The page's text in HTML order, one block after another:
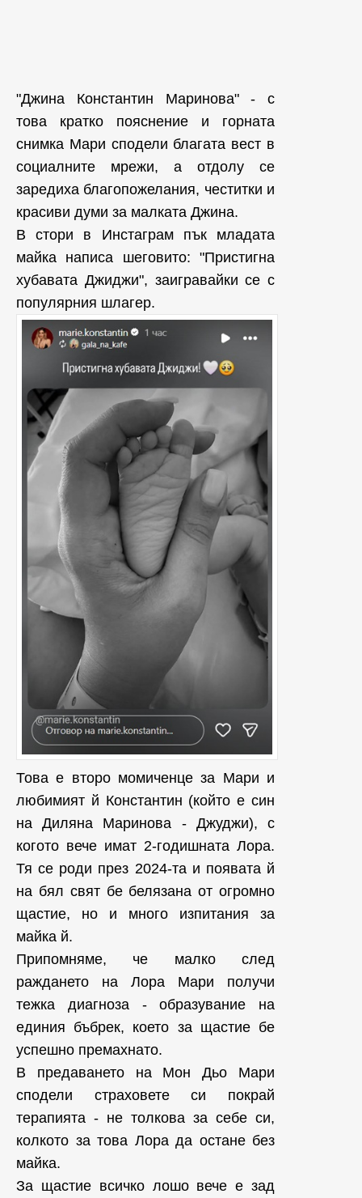
"Джина Константин Маринова" - с
това кратко пояснение и горната
снимка Мари сподели благата вест в
социалните мрежи, а отдолу се
заредиха благопожелания, честитки и
красиви думи за малката Джина.
В стори в Инстаграм пък младата
майка написа шеговито: "Пристигна
хубавата Джиджи", заигравайки се с
популярния шлагер.
Това е второ момиченце за Мари и
любимият й Константин (който е син
на Диляна Маринова - Джуджи), с
когото вече имат 2-годишната Лора.
Тя се роди през 2024-та и появата й
на бял свят бе белязана от огромно
щастие, но и много изпитания за
майка й.
Припомняме, че малко след
раждането на Лора Мари получи
тежка диагноза - образувание на
единия бъбрек, което за щастие бе
успешно премахнато.
В предаването на Мон Дьо Мари
сподели страховете си покрай
терапията - не толкова за себе си,
колкото за това Лора да остане без
майка.
За щастие всичко лошо вече е зад